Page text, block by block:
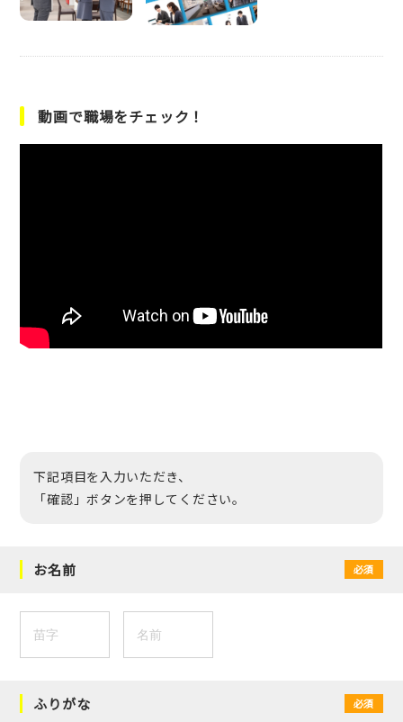
動画で職場をチェック！
下記項目を入力いただき、
「確認」ボタンを押してください。
お名前 必須
ふりがな 必須